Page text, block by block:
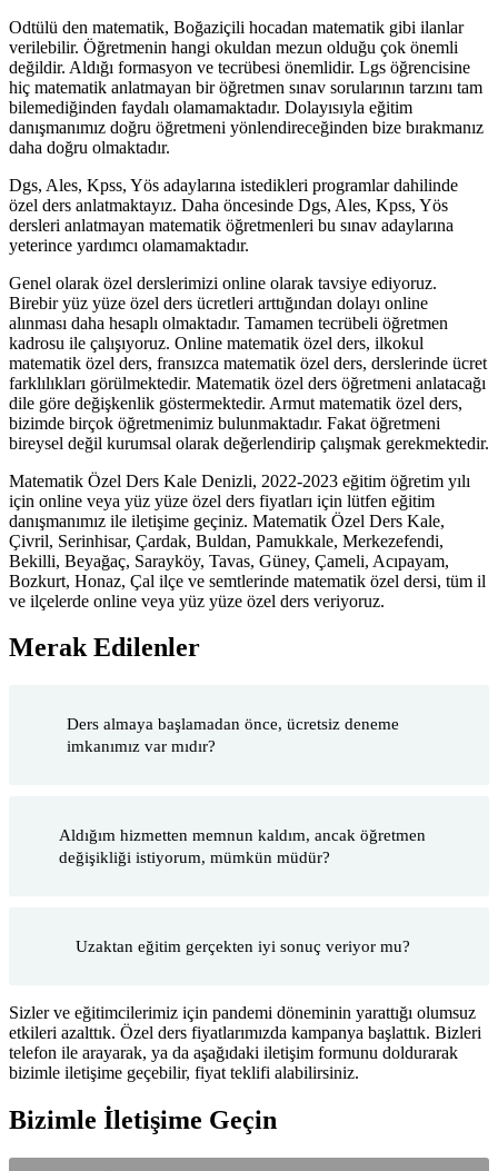
Odtülü den matematik, Boğaziçili hocadan matematik gibi ilanlar
verilebilir. Öğretmenin hangi okuldan mezun olduğu çok önemli
değildir. Aldığı formasyon ve tecrübesi önemlidir. Lgs öğrencisine
hiç matematik anlatmayan bir öğretmen sınav sorularının tarzını tam
bilemediğinden faydalı olamamaktadır. Dolayısıyla eğitim
danışmanımız doğru öğretmeni yönlendireceğinden bize bırakmanız
daha doğru olmaktadır.
Dgs, Ales, Kpss, Yös adaylarına istedikleri programlar dahilinde
özel ders anlatmaktayız. Daha öncesinde Dgs, Ales, Kpss, Yös
dersleri anlatmayan matematik öğretmenleri bu sınav adaylarına
yeterince yardımcı olamamaktadır.
Genel olarak özel derslerimizi online olarak tavsiye ediyoruz.
Birebir yüz yüze özel ders ücretleri arttığından dolayı online
alınması daha hesaplı olmaktadır. Tamamen tecrübeli öğretmen
kadrosu ile çalışıyoruz. Online matematik özel ders, ilkokul
matematik özel ders, fransızca matematik özel ders, derslerinde ücret
farklılıkları görülmektedir. Matematik özel ders öğretmeni anlatacağı
dile göre değişkenlik göstermektedir. Armut matematik özel ders,
bizimde birçok öğretmenimiz bulunmaktadır. Fakat öğretmeni
bireysel değil kurumsal olarak değerlendirip çalışmak gerekmektedir.
Matematik Özel Ders Kale Denizli, 2022-2023 eğitim öğretim yılı
için online veya yüz yüze özel ders fiyatları için lütfen eğitim
danışmanımız ile iletişime geçiniz. Matematik Özel Ders Kale,
Çivril, Serinhisar, Çardak, Buldan, Pamukkale, Merkezefendi,
Bekilli, Beyağaç, Sarayköy, Tavas, Güney, Çameli, Acıpayam,
Bozkurt, Honaz, Çal ilçe ve semtlerinde matematik özel dersi, tüm il
ve ilçelerde online veya yüz yüze özel ders veriyoruz.
Merak Edilenler
Ders almaya başlamadan önce, ücretsiz deneme
imkanımız var mıdır?
Aldığım hizmetten memnun kaldım, ancak öğretmen
değişikliği istiyorum, mümkün müdür?
Uzaktan eğitim gerçekten iyi sonuç veriyor mu?
Sizler ve eğitimcilerimiz için pandemi döneminin yarattığı olumsuz
etkileri azalttık. Özel ders fiyatlarımızda kampanya başlattık. Bizleri
telefon ile arayarak, ya da aşağıdaki iletişim formunu doldurarak
bizimle iletişime geçebilir, fiyat teklifi alabilirsiniz.
Bizimle İletişime Geçin